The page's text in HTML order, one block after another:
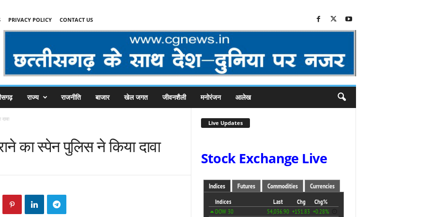
PRIVACY POLICY CONTACT US
राज्य राजनीति बाजार खेल जगत जीवनशैली मनोरंजन आलेख
का स्पेन पुलिस ने किया दावा
Live Updates
Stock Exchange Live